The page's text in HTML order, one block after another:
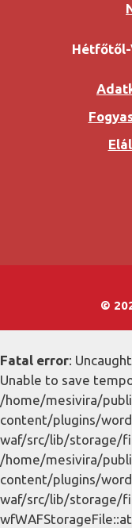
Hétfőtől-
©
Fatal error:
Unable to save
/home/mesivira/
content/plugins/
waf/src/lib/storage/
/home/mesivira/
content/plugins/
waf/src/lib/storage/